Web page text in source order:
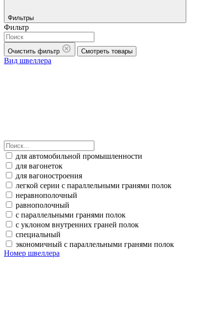
Фильтры
Фильтр
Очистить фильтр Смотреть товары
Вид швеллера
для автомобильной промышленности
для вагонеток
для вагоностроения
легкой серии с параллельными гранями полок
неравнополочный
равнополочный
с параллельными гранями полок
с уклоном внутренних граней полок
специальный
экономичный с параллельными гранями полок
Номер швеллера